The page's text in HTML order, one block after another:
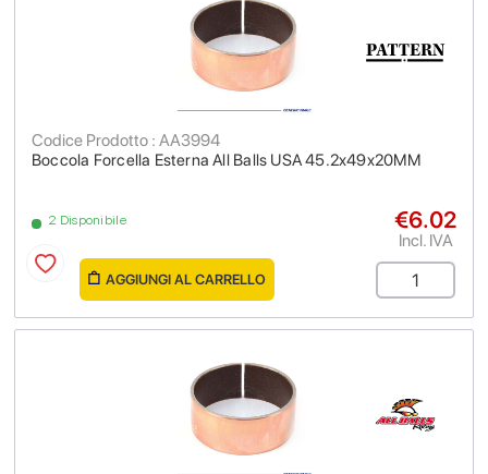
Boccola Forcella Esterna All Balls USA 45.2x49x20MM
Codice Prodotto : AA3994
2 Disponibile €6.02
Incl. IVA
AGGIUNGI AL CARRELLO